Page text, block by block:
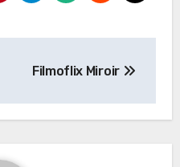
Filmoflix Miroir